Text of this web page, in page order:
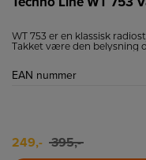
WT 753 er en klassisk
Takket være den belysning
EAN nummer
249,- 395,-